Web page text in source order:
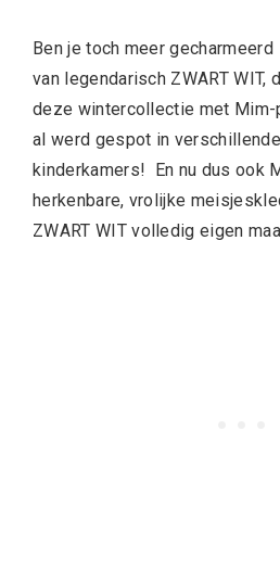
Ben je toch meer gecharmeerd
van legendarisch ZWART WIT,
deze wintercollectie met Mim-
al werd gespot in
kinderkamers! En nu dus ook
herkenbare, vrolijke
ZWART WIT volledig eigen